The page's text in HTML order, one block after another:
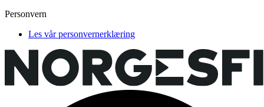
Personvern
Les vår personvernerklæring